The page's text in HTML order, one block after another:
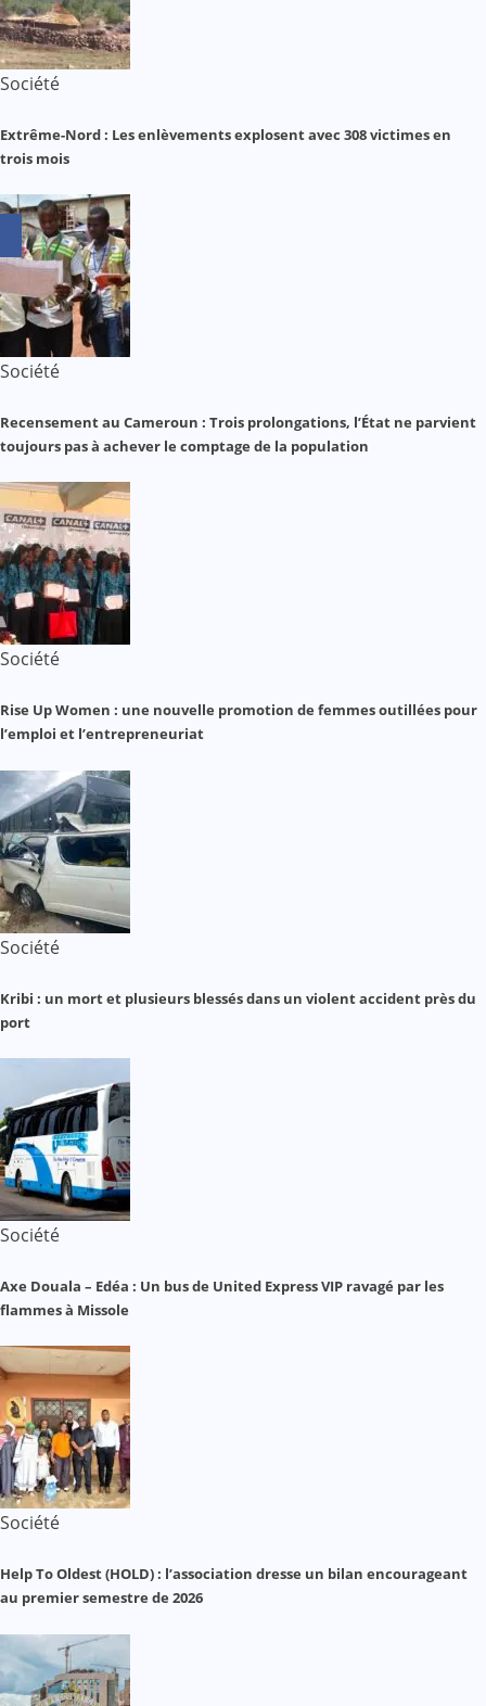
Société
Extrême-Nord : Les enlèvements explosent avec 308 victimes en
trois mois
Société
Recensement au Cameroun : Trois prolongations, l’État ne parvient
toujours pas à achever le comptage de la population
Société
Rise Up Women : une nouvelle promotion de femmes outillées pour
l’emploi et l’entrepreneuriat
Société
Kribi : un mort et plusieurs blessés dans un violent accident près du
port
Société
Axe Douala – Edéa : Un bus de United Express VIP ravagé par les
flammes à Missole
Société
Help To Oldest (HOLD) : l’association dresse un bilan encourageant
au premier semestre de 2026